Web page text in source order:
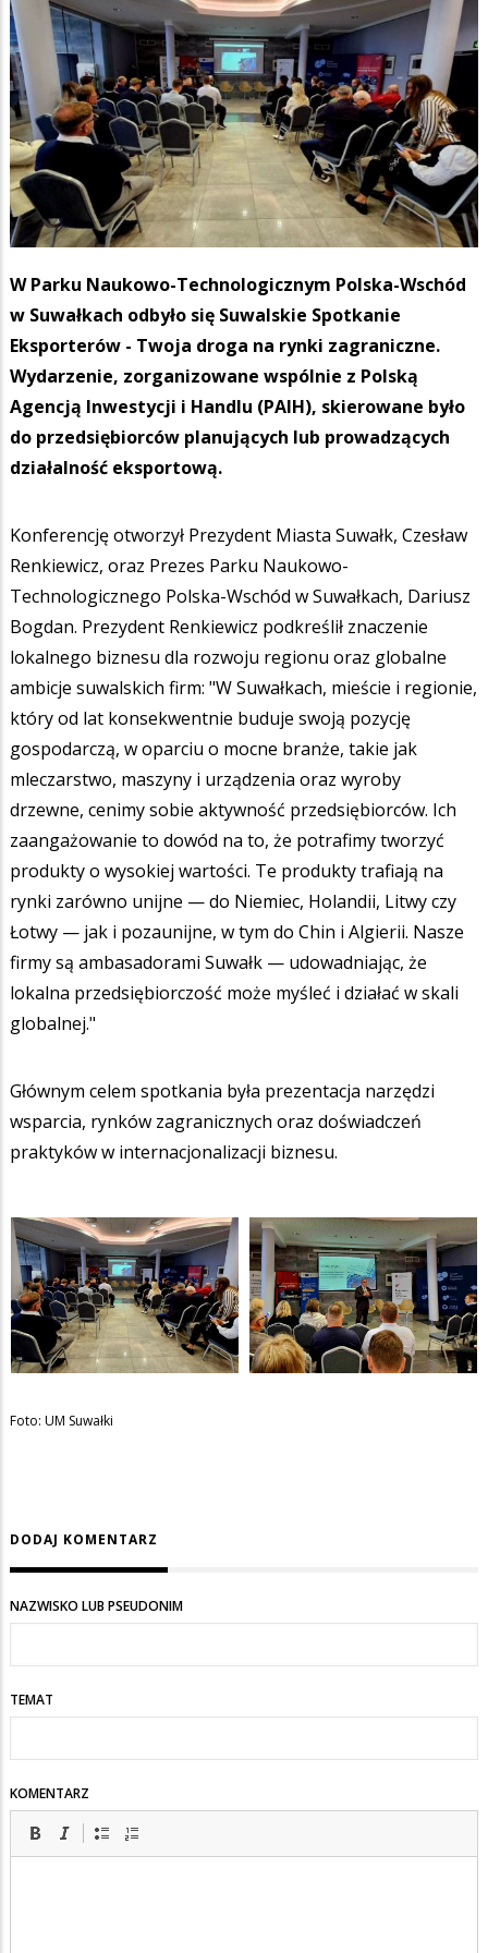
W Parku Naukowo-Technologicznym Polska-Wschód
w Suwałkach odbyło się Suwalskie Spotkanie
Eksporterów - Twoja droga na rynki zagraniczne.
Wydarzenie, zorganizowane wspólnie z Polską
Agencją Inwestycji i Handlu (PAIH), skierowane było
do przedsiębiorców planujących lub prowadzących
działalność eksportową.
Konferencję otworzył Prezydent Miasta Suwałk, Czesław
Renkiewicz, oraz Prezes Parku Naukowo-
Technologicznego Polska-Wschód w Suwałkach, Dariusz
Bogdan. Prezydent Renkiewicz podkreślił znaczenie
lokalnego biznesu dla rozwoju regionu oraz globalne
ambicje suwalskich firm: "W Suwałkach, mieście i regionie,
który od lat konsekwentnie buduje swoją pozycję
gospodarczą, w oparciu o mocne branże, takie jak
mleczarstwo, maszyny i urządzenia oraz wyroby
drzewne, cenimy sobie aktywność przedsiębiorców. Ich
zaangażowanie to dowód na to, że potrafimy tworzyć
produkty o wysokiej wartości. Te produkty trafiają na
rynki zarówno unijne — do Niemiec, Holandii, Litwy czy
Łotwy — jak i pozaunijne, w tym do Chin i Algierii. Nasze
firmy są ambasadorami Suwałk — udowadniając, że
lokalna przedsiębiorczość może myśleć i działać w skali
globalnej."
Głównym celem spotkania była prezentacja narzędzi
wsparcia, rynków zagranicznych oraz doświadczeń
praktyków w internacjonalizacji biznesu.
Foto: UM Suwałki
DODAJ KOMENTARZ
NAZWISKO LUB PSEUDONIM
TEMAT
KOMENTARZ